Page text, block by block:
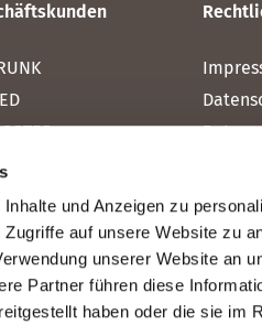
und Anzeigen zu
auf unsere Website zu
unserer Website an
Partner führen diese
haben oder die sie im
TEAMS
HUB